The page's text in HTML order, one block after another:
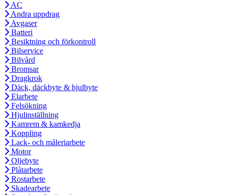
AC
Andra uppdrag
Avgaser
Batteri
Besiktning och förkontroll
Bilservice
Bilvård
Bromsar
Dragkrok
Däck, däckbyte & hjulbyte
Elarbete
Felsökning
Hjulinställning
Kamrem & kamkedja
Koppling
Lack- och måleriarbete
Motor
Oljebyte
Plåtarbete
Rostarbete
Skadearbete